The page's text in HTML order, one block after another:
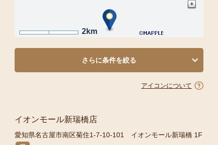
2km
さらに条件を絞る
アイコンについて
イオンモール新瑞橋店
愛知県名古屋市南区菊住1-7-10-101 イオンモール新瑞橋 1F